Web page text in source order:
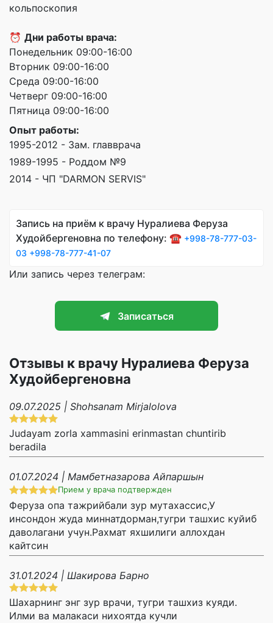
кольпоскопия
⏰ Дни работы врача:
Понедельник 09:00-16:00
Вторник 09:00-16:00
Среда 09:00-16:00
Четверг 09:00-16:00
Пятница 09:00-16:00
Опыт работы:
1995-2012 - Зам. главврача
1989-1995 - Роддом №9
2014 - ЧП "DARMON SERVIS"
Запись на приём к врачу Нуралиева Феруза
Худойбергеновна по телефону: ☎️ +998-78-777-03-
03 +998-78-777-41-07
Или запись через телеграм:
Записаться
Отзывы к врачу Нуралиева Феруза
Худойбергеновна
09.07.2025 | Shohsanam Mirjalolova
Judayam zorla xammasini erinmastan chuntirib
beradila
01.07.2024 | Мамбетназарова Айпаршын
Прием у врача подтвержден
Феруза опа тажрийбали зур мутахассис,У
инсондон жуда миннатдорман,тугри ташхис куйиб
даволагани учун.Рахмат яхшилиги аллохдан
кайтсин
31.01.2024 | Шакирова Барно
Шахарнинг энг зур врачи, тугри ташхиз куяди.
Илми ва малакаси нихоятда кучли